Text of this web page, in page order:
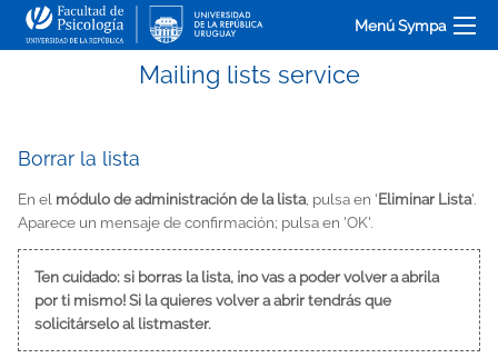
Menú Sympa
Mailing lists service
Borrar la lista
En el módulo de administración de la lista , pulsa en 'Eliminar Lista'.
Aparece un mensaje de confirmación; pulsa en 'OK'.
Ten cuidado: si borras la lista, ¡no vas a poder volver a abrila
por ti mismo! Si la quieres volver a abrir tendrás que
solicitárselo al listmaster.